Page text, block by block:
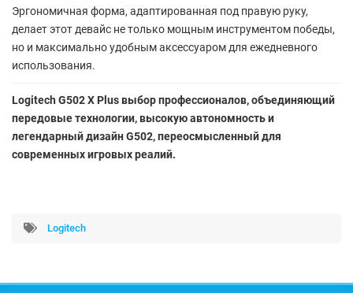
Эргономичная форма, адаптированная под правую руку,
делает этот девайс не только мощным инструментом победы,
но и максимально удобным аксессуаром для ежедневного
использования.
Logitech G502 X Plus выбор профессионалов, объединяющий
передовые технологии, высокую автономность и
легендарный дизайн G502, переосмысленный для
современных игровых реалий.
Logitech